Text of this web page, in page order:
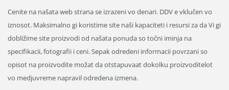
Cenite na našata web strana se izrazeni vo denari. DDV e vklučen vo
iznosot. Maksimalno gi koristime site naši kapaciteti i resursi za da Vi gi
dobližime site proizvodi od našata ponuda so točni iminja na
specifikacii, fotografii i ceni. Sepak odredeni informacii povrzani so
opisot na proizvodite možat da otstapuvaat dokolku proizvoditelot
vo medjuvreme napravil odredena izmena.